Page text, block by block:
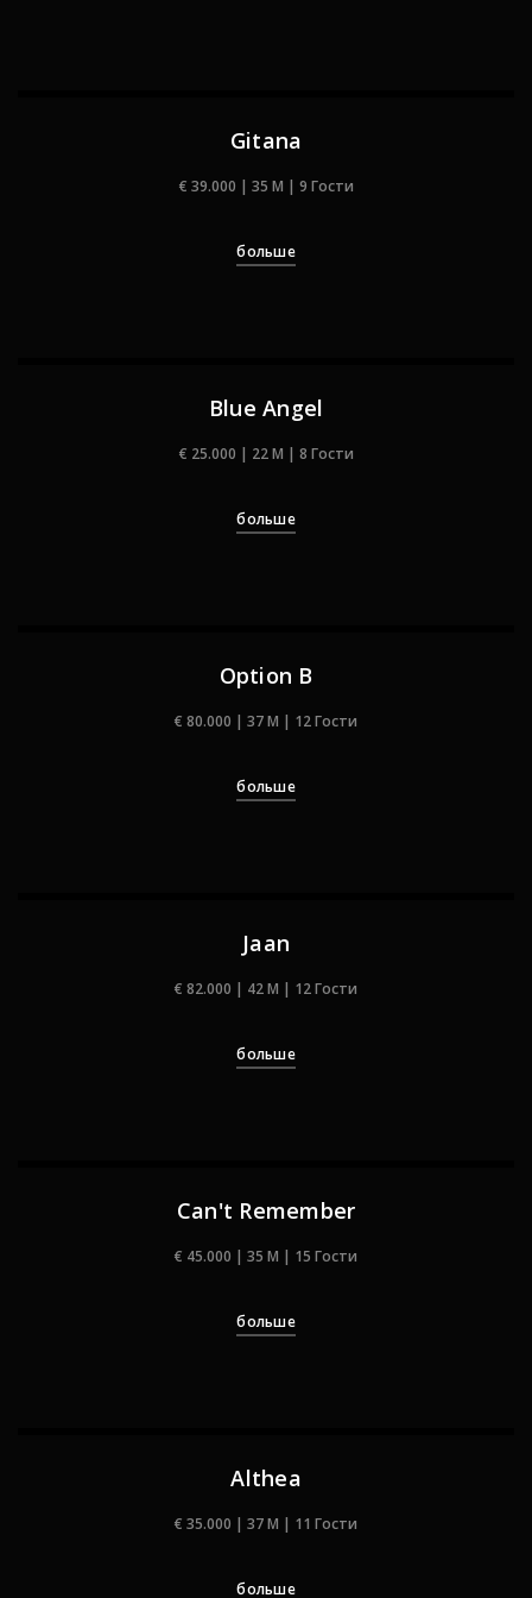
Gitana
€ 39.000 | 35 M | 9 Гости
больше
Blue Angel
€ 25.000 | 22 M | 8 Гости
больше
Option B
€ 80.000 | 37 M | 12 Гости
больше
Jaan
€ 82.000 | 42 M | 12 Гости
больше
Can't Remember
€ 45.000 | 35 M | 15 Гости
больше
Althea
€ 35.000 | 37 M | 11 Гости
больше